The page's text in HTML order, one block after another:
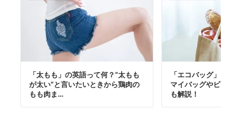
「太もも」の英語って何？”太もも
が太い”と言いたいときから鶏肉の
もも肉ま…
「エコバッグ」
マイバッグやビ
も解説！